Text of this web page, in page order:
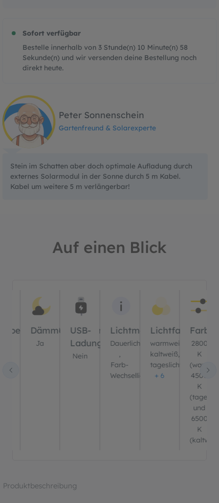
Sofort verfügbar
Bestelle innerhalb von 3 Stunde(n) 10 Minute(n) 57
Sekunde(n) und wir versenden deine Bestellung noch
direkt heute.
Peter Sonnenschein
Gartenfreund & Solarexperte
Stein im Schatten aber doch optimale Aufladung durch
externes Solarmodul in der Sonne durch 5 m Kabel.
Kabel um weitere 5 m verlängerbar!
Auf einen Blick
Dämmerungssensor?
Ja
USB-
Ladung?
Nein
Lichtmodus
Dauerlicht
,
Farb-
Wechsellicht
Lichtfarbe(n)
warmweiß,
kaltweiß,
tageslichtweiß
+ 6
2800
K
4500
K
und
6500
K
Produktbeschreibung